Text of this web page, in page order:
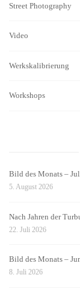
Street Photography
Video
Werkskalibrierung
Workshops
Bild des Monats –
5. August 2026
Nach Jahren der
22. Juli 2026
Bild des Monats –
8. Juli 2026